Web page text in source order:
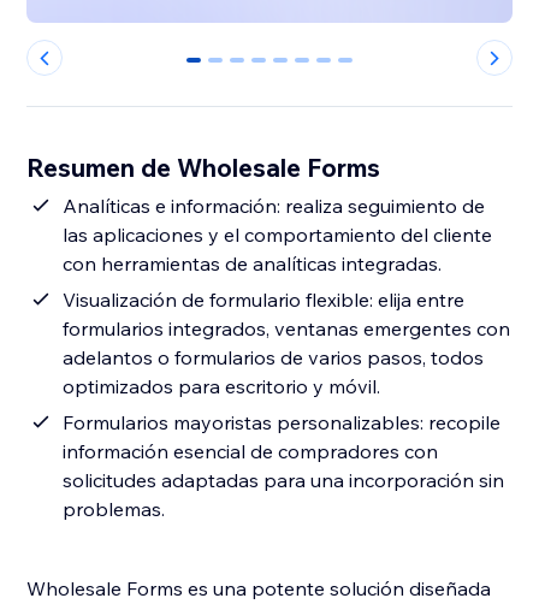
0 1 2 3 4 5 6 7
Resumen de Wholesale Forms
Analíticas e información: realiza seguimiento de
las aplicaciones y el comportamiento del cliente
con herramientas de analíticas integradas.
Visualización de formulario flexible: elija entre
formularios integrados, ventanas emergentes con
adelantos o formularios de varios pasos, todos
optimizados para escritorio y móvil.
Formularios mayoristas personalizables: recopile
información esencial de compradores con
solicitudes adaptadas para una incorporación sin
problemas.
Wholesale Forms es una potente solución diseñada